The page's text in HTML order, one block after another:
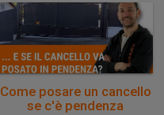
Come posare un cancello
se c'è pendenza